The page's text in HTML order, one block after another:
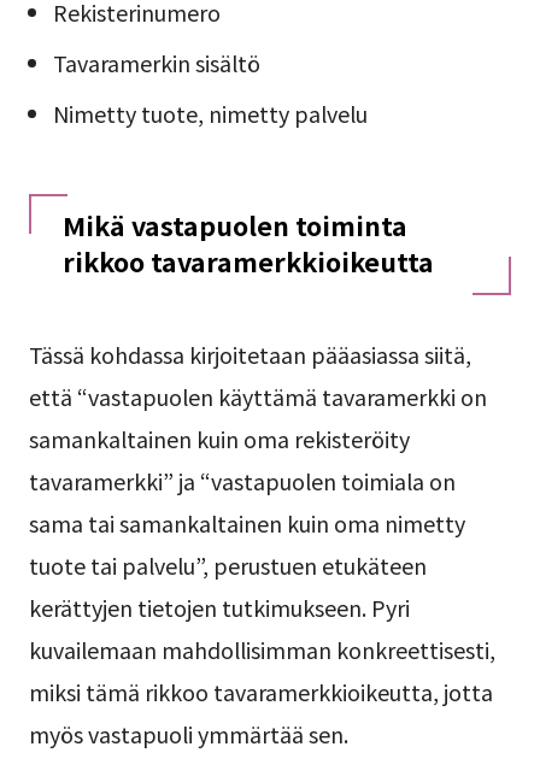
Rekisterinumero
Tavaramerkin sisältö
Nimetty tuote, nimetty palvelu
Mikä vastapuolen toiminta
rikkoo tavaramerkkioikeutta
Tässä kohdassa kirjoitetaan pääasiassa siitä,
että “vastapuolen käyttämä tavaramerkki on
samankaltainen kuin oma rekisteröity
tavaramerkki” ja “vastapuolen toimiala on
sama tai samankaltainen kuin oma nimetty
tuote tai palvelu”, perustuen etukäteen
kerättyjen tietojen tutkimukseen. Pyri
kuvailemaan mahdollisimman konkreettisesti,
miksi tämä rikkoo tavaramerkkioikeutta, jotta
myös vastapuoli ymmärtää sen.